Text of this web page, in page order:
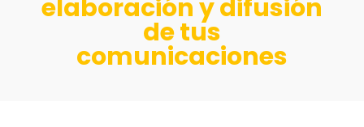
elaboración y difusión
de tus
comunicaciones